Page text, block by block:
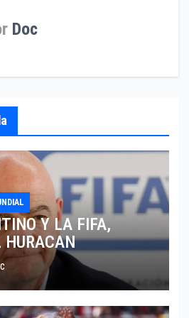
Doc
Y LA FIFA,
HURACAN